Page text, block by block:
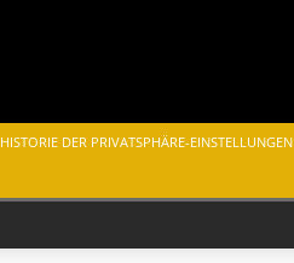
HISTORIE DER PRIVATSPHÄRE-EINSTELLUNGEN